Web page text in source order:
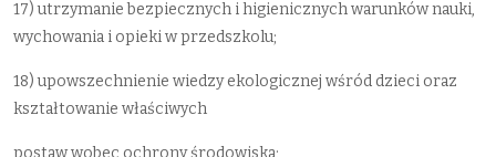
17) utrzymanie bezpiecznych i higienicznych warunków nauki,
wychowania i opieki w przedszkolu;
18) upowszechnienie wiedzy ekologicznej wśród dzieci oraz
kształtowanie właściwych
postaw wobec ochrony środowiska;